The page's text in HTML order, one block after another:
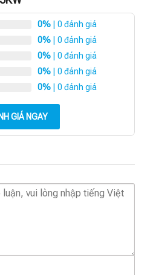
0% | 0 đánh giá
0% | 0 đánh giá
0% | 0 đánh giá
0% | 0 đánh giá
0% | 0 đánh giá
GIÁ NGAY